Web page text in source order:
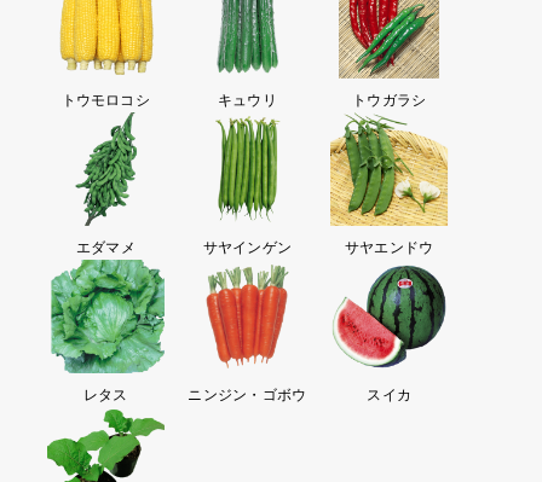
トウモロコシ キュウリ トウガラシ
エダマメ サヤインゲン サヤエンドウ
レタス ニンジン・ゴボウ スイカ